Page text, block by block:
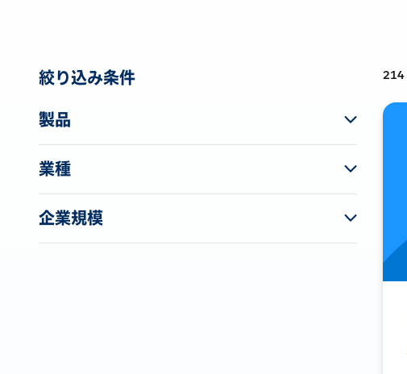
絞り込み条件
製品
業種
企業規模
214